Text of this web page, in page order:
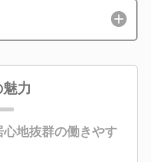
力
地抜群の働きやす